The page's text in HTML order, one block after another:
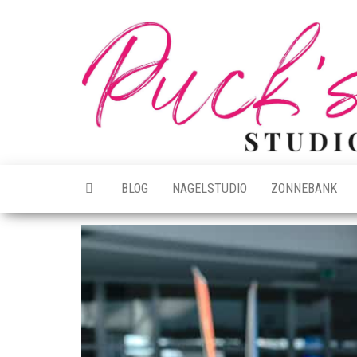
BLOG NAGELSTUDIO ZONNEBANK